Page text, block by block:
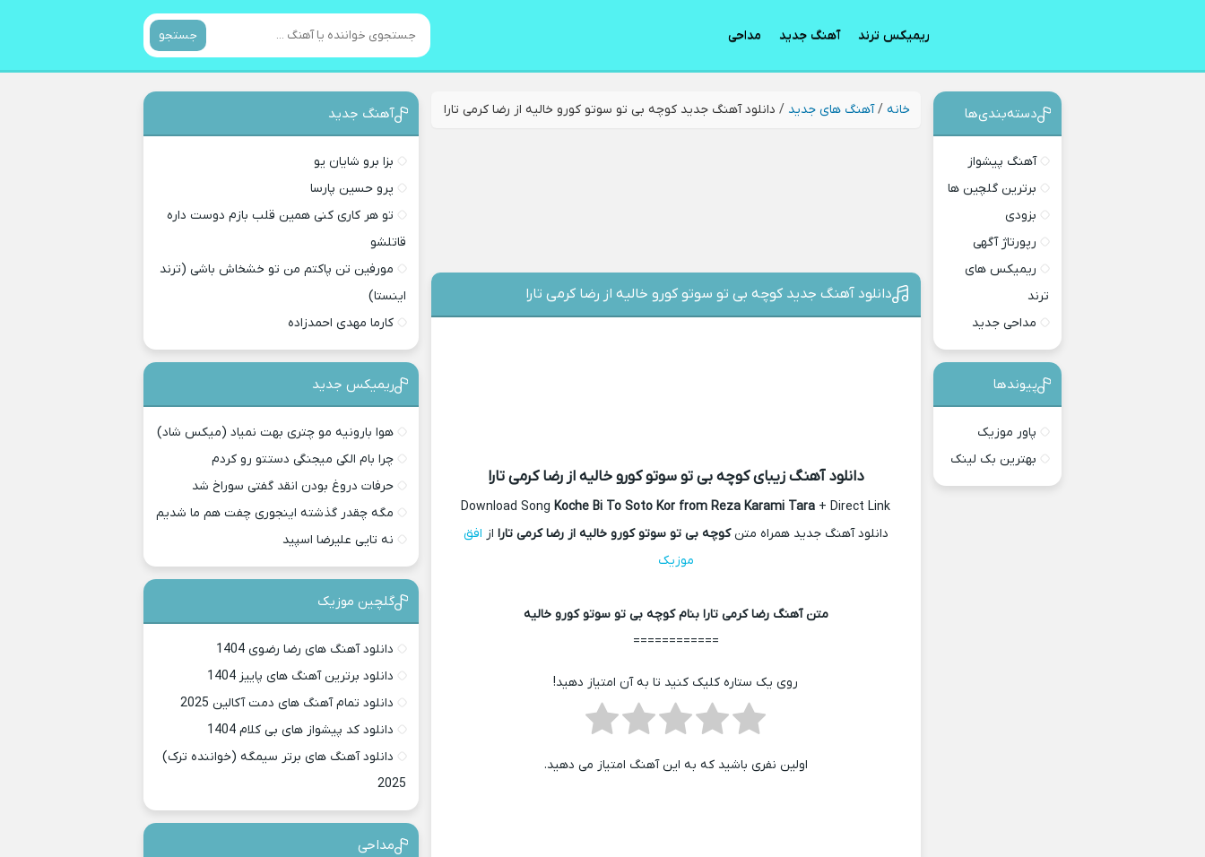
ریمیکس ترند آهنگ جدید مداحی جستجو
خانه /آهنگ های جدید / دانلود آهنگ جدید کوچه بی تو سوتو کورو خالیه از رضا کرمی تارا
دانلود آهنگ جدید کوچه بی تو سوتو کورو خالیه از رضا کرمی تارا
دانلود آهنگ زیبای کوچه بی تو سوتو کورو خالیه از رضا کرمی تارا
Download SongKoche Bi To Soto Kor from Reza Karami Tara + Direct Link
دانلود آهنگ جدید همراه متنکوچه بی تو سوتو کورو خالیه از رضا کرمی تارا از افق
موزیک
متن آهنگ رضا کرمی تارا بنام کوچه بی تو سوتو کورو خالیه
============
روی یک ستاره کلیک کنید تا به آن امتیاز دهید!
اولین نفری باشید که به این آهنگ امتیاز می دهید.
دسته‌بندی‎‌‌ها
آهنگ پیشواز
برترین گلچین ها
بزودی
رپورتاژ آگهی
ریمیکس های
ترند
مداحی جدید
پیوندها
پاور موزیک
بهترین بک لینک
آهنگ جدید
بزا برو شایان یو
پرو حسین پارسا
تو هر کاری کنی همین قلب بازم دوست داره
قاتلشو
مورفین تن پاکتم من تو خشخاش باشی (ترند
اینستا)
کارما مهدی احمدزاده
ریمیکس جدید
هوا بارونیه مو چتری بهت نمیاد (میکس شاد)
چرا بام الکی میجنگی دستتو رو کردم
حرفات دروغ بودن انقد گفتی سوراخ شد
مگه چقدر گذشته اینجوری چفت هم ما شدیم
نه تایی علیرضا اسپید
گلچین موزیک
دانلود آهنگ های رضا رضوی 1404
دانلود برترین آهنگ های پاییز 1404
دانلود تمام آهنگ های دمت آکالین 2025
دانلود کد پیشواز های بی کلام 1404
دانلود آهنگ های برتر سیمگه (خواننده ترک)
2025
مداحی